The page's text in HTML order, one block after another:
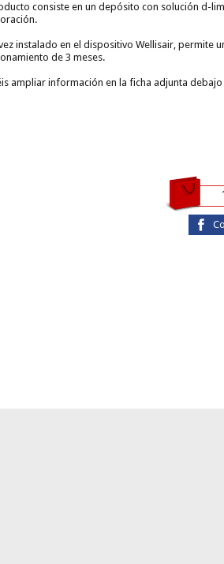
consiste en un depósito con solución d-
instalado en el dispositivo Wellisair, permite
de 3 meses.
ampliar información en la ficha adjunta